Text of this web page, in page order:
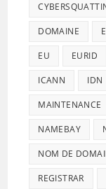
DOMAINE
EU EURID
ICANN IDN
MAINTENANCE
NAMEBAY
NOM DE
REGISTRAR